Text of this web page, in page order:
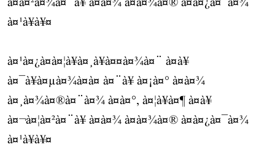
à¤¹à¥à¥¤
à¤¹à¤¿à¤à¤¦à¥à¤¸à¥à¤¤à¤¾à¤¨ à¤à¥
à¤¯à¥à¤µà¤¾à¤à¤ à¤¨à¥ à¤¡à¤° à¤à¤¾
à¤¸à¤¾à¤®à¤¨à¤¾ à¤à¤°, à¤¦à¥à¤¶ à¤à¥
à¤¬à¤¦à¤²à¤¨à¥ à¤à¤¾ à¤à¤¾à¤® à¤à¤¿à¤¯à¤¾
à¤¹à¥à¥¤